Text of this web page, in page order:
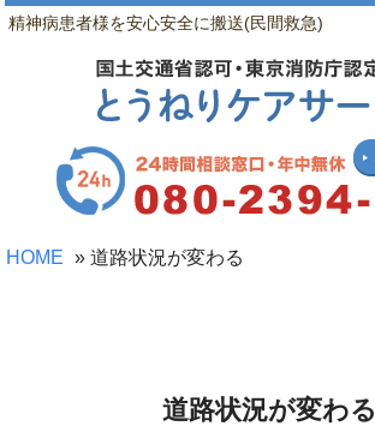
精神病患者様を安心安全に搬送(民間救急)
HOME » 道路状況が変わる
道路状況が変わる